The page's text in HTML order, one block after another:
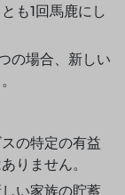
も1回馬鹿にし
の場合、新しい
の特定の有益
りません。
い家族の貯蓄